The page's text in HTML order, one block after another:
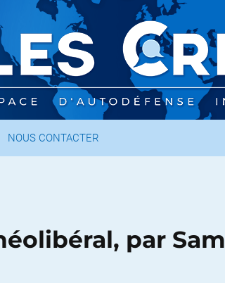
NOUS CONTACTER
par Sam